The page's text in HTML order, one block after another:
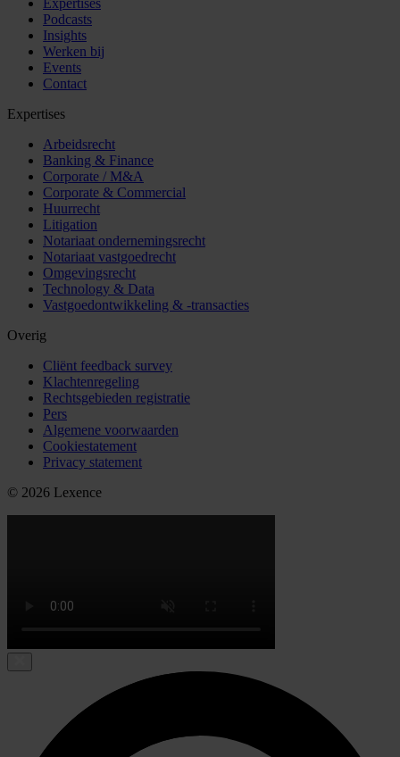
Expertises
Podcasts
Insights
Werken bij
Events
Contact
Expertises
Arbeidsrecht
Banking & Finance
Corporate / M&A
Corporate & Commercial
Huurrecht
Litigation
Notariaat ondernemingsrecht
Notariaat vastgoedrecht
Omgevingsrecht
Technology & Data
Vastgoedontwikkeling & -transacties
Overig
Cliënt feedback survey
Klachtenregeling
Rechtsgebieden registratie
Pers
Algemene voorwaarden
Cookiestatement
Privacy statement
© 2026 Lexence